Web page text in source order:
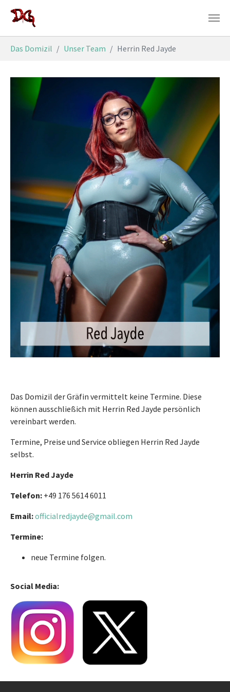
Zum Hauptinhalt springen
Das Domizil Unser Team Herrin Red Jayde
Das Domizil der Gräfin vermittelt keine Termine. Diese
können ausschließich mit Herrin Red Jayde persönlich
vereinbart werden.
Termine, Preise und Service obliegen Herrin Red Jayde
selbst.
Herrin Red Jayde
Telefon: +49 176 5614 6011
Email:officialredjayde@gmail.com
Termine:
neue Termine folgen.
Social Media: